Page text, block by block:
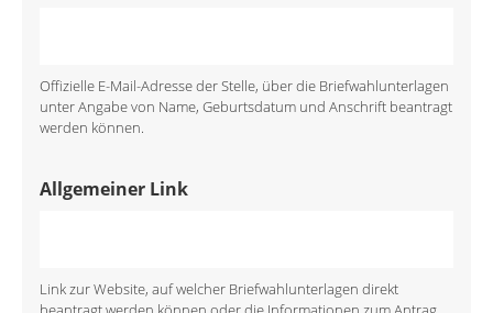
Offizielle E-Mail-Adresse der Stelle, über die Briefwahlunterlagen
unter Angabe von Name, Geburtsdatum und Anschrift beantragt
werden können.
Allgemeiner Link
Link zur Website, auf welcher Briefwahlunterlagen direkt